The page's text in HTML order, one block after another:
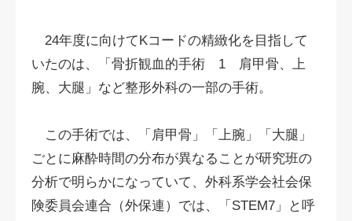
24年度に向けてKコードの精緻化を目指して
いたのは、「骨折観血的手術 1 肩甲骨、上
腕、大腿」など整形外科の一部の手術。
この手術では、「肩甲骨」「上腕」「大腿」
ごとに麻酔時間の分布が異なることが研究班の
分析で明らかになっていて、外科系学会社会保
険委員会連合（外保連）では、「STEM7」と呼